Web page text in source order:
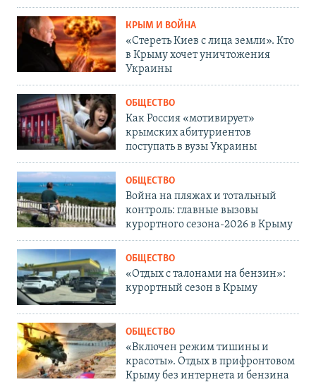
КРЫМ И ВОЙНА
«Стереть Киев с лица земли». Кто
в Крыму хочет уничтожения
Украины
ОБЩЕСТВО
Как Россия «мотивирует»
крымских абитуриентов
поступать в вузы Украины
ОБЩЕСТВО
Война на пляжах и тотальный
контроль: главные вызовы
курортного сезона-2026 в Крыму
ОБЩЕСТВО
«Отдых с талонами на бензин»:
курортный сезон в Крыму
ОБЩЕСТВО
«Включен режим тишины и
красоты». Отдых в прифронтовом
Крыму без интернета и бензина